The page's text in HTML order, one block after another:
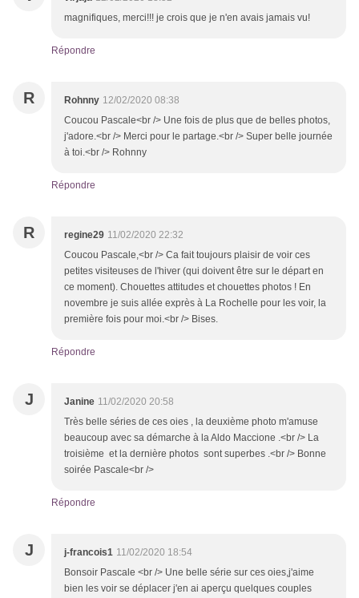
magnifiques, merci!!! je crois que je n'en avais jamais vu!
Répondre
R Rohnny 12/02/2020 08:38
Coucou Pascale<br /> Une fois de plus que de belles photos,
j'adore.<br /> Merci pour le partage.<br /> Super belle journée
à toi.<br /> Rohnny
Répondre
R regine29 11/02/2020 22:32
Coucou Pascale,<br /> Ca fait toujours plaisir de voir ces
petites visiteuses de l'hiver (qui doivent être sur le départ en
ce moment). Chouettes attitudes et chouettes photos ! En
novembre je suis allée exprès à La Rochelle pour les voir, la
première fois pour moi.<br /> Bises.
Répondre
J Janine 11/02/2020 20:58
Très belle séries de ces oies , la deuxième photo m'amuse
beaucoup avec sa démarche à la Aldo Maccione .<br /> La
troisième et la dernière photos sont superbes .<br /> Bonne
soirée Pascale<br />
Répondre
J j-francois1 11/02/2020 18:54
Bonsoir Pascale <br /> Une belle série sur ces oies,j'aime
bien les voir se déplacer j'en ai aperçu quelques couples